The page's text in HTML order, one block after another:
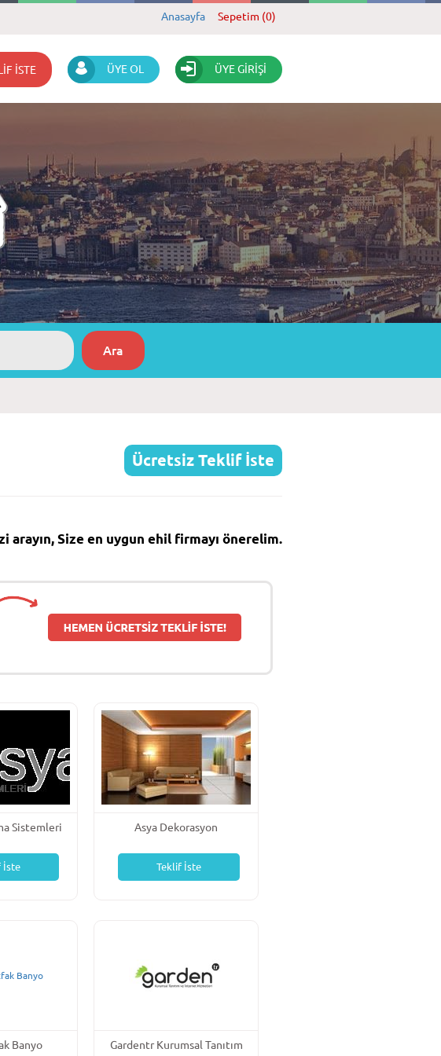
Anasayfa Sepetim (0)
İSTE ÜYE OL ÜYE GİRİŞİ
Ücretsiz Teklif İste
arayın, Size en uygun ehil firmayı önerelim.
Sistemleri
İste
Asya Dekorasyon
Teklif İste
Banyo
Gardentr Kurumsal Tanıtım